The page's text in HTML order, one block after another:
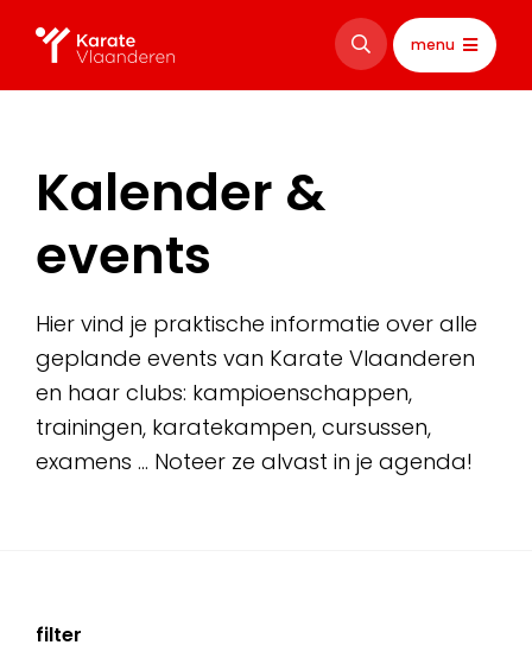
menu
Kalender &
events
Hier vind je praktische informatie over alle
geplande events van Karate Vlaanderen
en haar clubs: kampioenschappen,
trainingen, karatekampen, cursussen,
examens … Noteer ze alvast in je agenda!
filter